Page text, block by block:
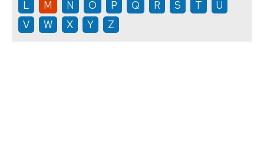
L
M N O P Q R S T
U
V
W X Y Z